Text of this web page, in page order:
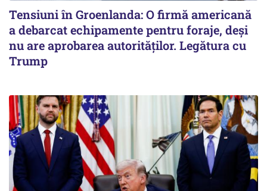
Tensiuni în Groenlanda: O firmă americană
a debarcat echipamente pentru foraje, deși
nu are aprobarea autorităților. Legătura cu
Trump